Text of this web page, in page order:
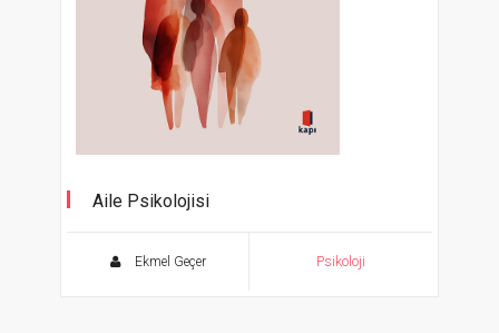
Aile Psikolojisi
Ekmel Geçer Psikoloji